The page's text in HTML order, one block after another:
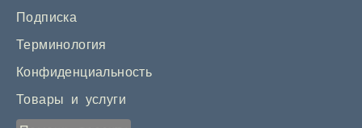
Подписка
Терминология
Конфиденциальность
Товары и услуги